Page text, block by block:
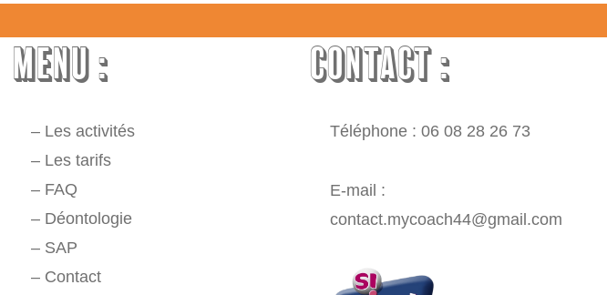
MENU :
– Les activités
– Les tarifs
– FAQ
– Déontologie
– SAP
– Contact
CONTACT :
Téléphone : 06 08 28 26 73
E-mail :
contact.mycoach44@gmail.com